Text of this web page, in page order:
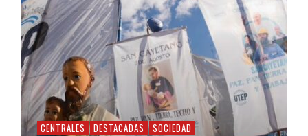
CENTRALES DESTACADAS SOCIEDAD